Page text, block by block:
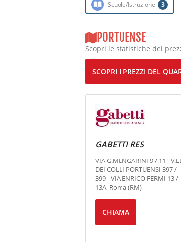
Scuole/Istruzione 3
PORTUENSE
Scopri le statistiche dei
SCOPRI I PREZZI DEL
GABETTI RES
VIA G.MENGARINI 9 / 11 -
DEI COLLI PORTUENSI 397 /
399 - VIA ENRICO FERMI 13 /
13A, Roma (RM)
CHIAMA